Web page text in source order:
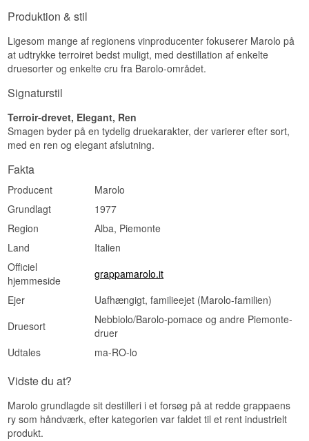
Italien og ændrede opfattelsen af grappa som en
rå bondedrik.
Se hele vores udvalg afMarolo Grappa
Type: Italiensk Grappa
ABV: 42%
Størrelse: 5 CL
Smagsprofil
Blomstret · Aromatisk · Blød · Ferskenagtig · Let
Muscatdruens duft er så kraftig, at den er en af
genkende selve druesmagen i den færdige
grappa - de fleste andre druer mister langt mere
af deres oprindelige aroma undervejs i
processen.
Se hele vores udvalg af
Produktion & stil
Ligesom mange af regionens vinproducenter fokuserer Marolo på
at udtrykke terroiret bedst muligt, med destillation af enkelte
druesorter og enkelte cru fra Barolo-området.
Signaturstil
Terroir-drevet, Elegant, Ren
Smagen byder på en tydelig druekarakter, der varierer efter sort,
med en ren og elegant afslutning.
Fakta
Producent
Marolo
Grundlagt
1977
Region
Alba, Piemonte
Land
Italien
Officiel
hjemmeside
grappamarolo.it
Ejer
Uafhængigt, familieejet (Marolo-familien)
Druesort
Nebbiolo/Barolo-pomace og andre Piemonte-
druer
Udtales
ma-RO-lo
Vidste du at?
Marolo grundlagde sit destilleri i et forsøg på at redde grappaens
ry som håndværk, efter kategorien var faldet til et rent industrielt
produkt.